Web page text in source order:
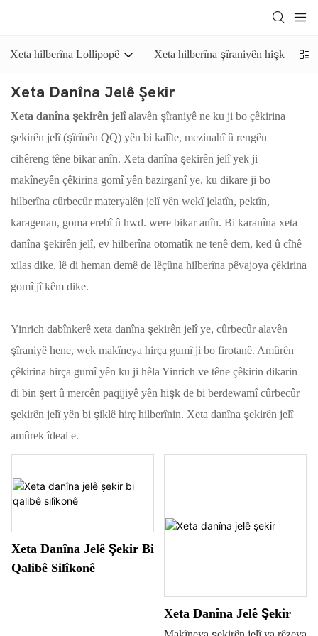
Xeta hilberîna Lollipopê Xeta hilberîna şîraniyên hişk
Xeta Danîna Jelê Şekir
Xeta danîna şekirên jelîalavên şîraniyê ne ku ji bo çêkirina
şekirên jelî (şîrînên QQ) yên bi kalîte, mezinahî û rengên
cihêreng têne bikar anîn. Xeta danîna şekirên jelî yek ji
makîneyên çêkirina gomî yên bazirganî ye, ku dikare ji bo
hilberîna cûrbecûr materyalên jelî yên wekî jelatîn, pektîn,
karagenan, goma erebî û hwd. were bikar anîn. Bi karanîna xeta
danîna şekirên jelî, ev hilberîna otomatîk ne tenê dem, ked û cîhê
xilas dike, lê di heman demê de lêçûna hilberîna pêvajoya çêkirina
gomî jî kêm dike.
Yinrich dabînkerê xeta danîna şekirên jelî ye, cûrbecûr alavên
şîraniyê hene, wek makîneya hirça gumî ji bo firotanê. Amûrên
çêkirina hirça gumî yên ku ji hêla Yinrich ve têne çêkirin dikarin
di bin şert û mercên paqijiyê yên hişk de bi berdewamî cûrbecûr
şekirên jelî yên bi şiklê hirç hilberînin. Xeta danîna şekirên jelî
amûrek îdeal e.
Xeta Danîna Jelê Şekir Bi
Qalibê Silîkonê
Xeta Danîna Jelê Şekir